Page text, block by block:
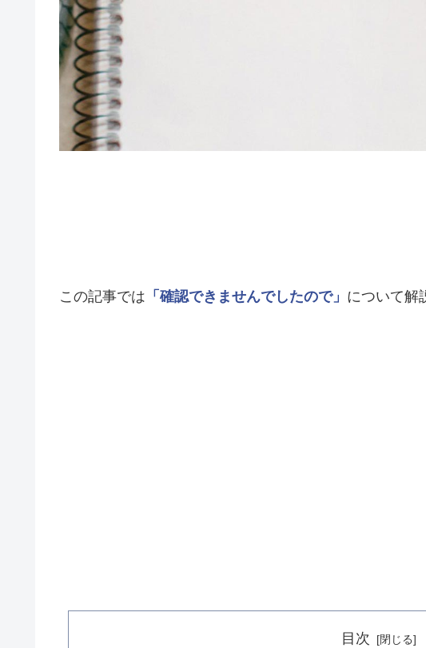
この記事では 「確認できませんでしたので」 について解
目次